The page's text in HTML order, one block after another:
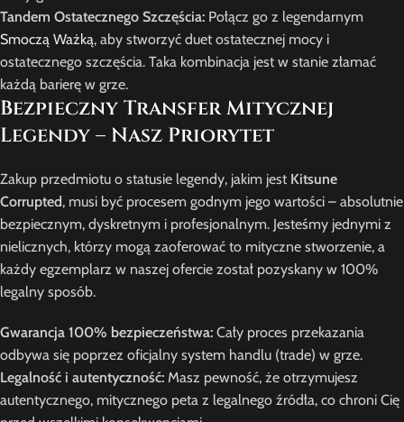
Tandem Ostatecznego Szczęścia: Połącz go z legendarnym
Smoczą Ważką, aby stworzyć duet ostatecznej mocy i
ostatecznego szczęścia. Taka kombinacja jest w stanie złamać
każdą barierę w grze.
Bezpieczny Transfer Mitycznej
Legendy – Nasz Priorytet
Zakup przedmiotu o statusie legendy, jakim jest Kitsune
Corrupted, musi być procesem godnym jego wartości – absolutnie
bezpiecznym, dyskretnym i profesjonalnym. Jesteśmy jednymi z
nielicznych, którzy mogą zaoferować to mityczne stworzenie, a
każdy egzemplarz w naszej ofercie został pozyskany w 100%
legalny sposób.
Gwarancja 100% bezpieczeństwa: Cały proces przekazania
odbywa się poprzez oficjalny system handlu (trade) w grze.
Legalność i autentyczność: Masz pewność, że otrzymujesz
autentycznego, mitycznego peta z legalnego źródła, co chroni Cię